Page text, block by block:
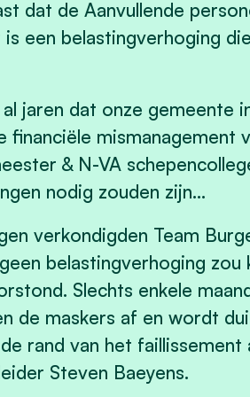
dat de Aanvullende
een belastingverhoging
jaren dat onze gemeente
financiële mismanagement
& N-VA
nodig zouden zijn...
verkondigden Team
belastingverhoging
Slechts enkele
de maskers af en wordt
rand van het
Steven Baeyens.